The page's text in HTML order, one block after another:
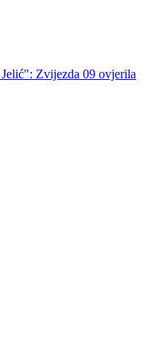
Zvijezda 09 ovjerila